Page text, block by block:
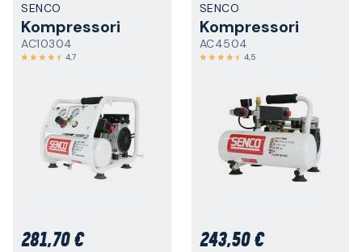
SENCO
Kompressori
AC10304
4,7
281,70 €
SENCO
Kompressori
AC4504
4,5
243,50 €